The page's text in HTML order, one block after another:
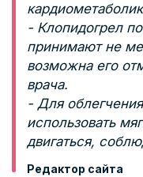
- Клопидогрел
принимают не
возможна его
врача.
- Для
использовать
двигаться,
Редактор сайта